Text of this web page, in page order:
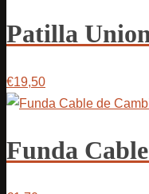
Patilla
€19,50
Funda